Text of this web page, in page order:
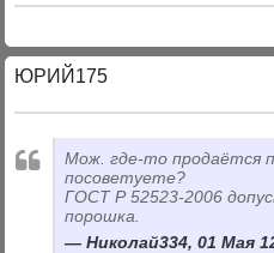
ЮРИЙ175
Мож. где-то продаётся
посоветуете?
ГОСТ Р 52523-2006
порошка.
Николай334, 01 Мая